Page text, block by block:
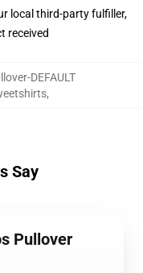
local third-party fulfiller,
received
DEFAULT
,
Say
Pullover